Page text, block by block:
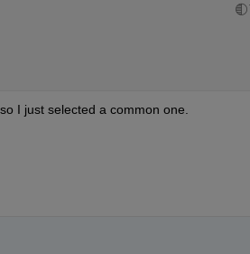
I just selected a common one.